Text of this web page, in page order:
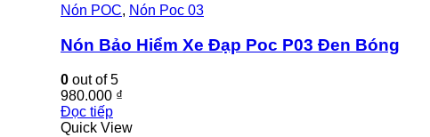
Nón POC, Nón Poc 03
Nón Bảo Hiểm Xe Đạp Poc P03 Đen Bóng
0 out of 5
980.000 ₫
Đọc tiếp
Quick View